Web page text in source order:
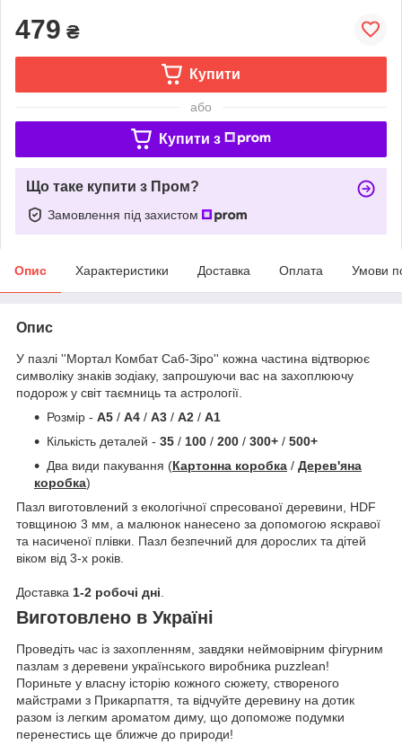
479 ₴
Купити
або
Купити з
Що таке купити з Пром?
Замовлення під захистом
Опис Характеристики Доставка Оплата Умови
Опис
У пазлі ''Мортал Комбат Саб-Зіро'' кожна частина відтворює
символіку знаків зодіаку, запрошуючи вас на захоплюючу
подорож у світ таємниць та астрології.
Розмір - A5 / A4 / A3 / A2 / A1
Кількість деталей - 35 / 100 / 200 / 300+ / 500+
Два види пакування (Картонна коробка / Дерев'яна
коробка)
Пазл виготовлений з екологічної спресованої деревини, HDF
товщиною 3 мм, а малюнок нанесено за допомогою яскравої
та насиченої плівки. Пазл безпечний для дорослих та дітей
віком від 3-х років.
Доставка 1-2 робочі дні
Виготовлено в Україні
Проведіть час із захопленням, завдяки неймовірним фігурним
пазлам з деревени українського виробника puzzlean!
Пориньте у власну історію кожного сюжету, створеного
майстрами з Прикарпаття, та відчуйте деревину на дотик
разом із легким ароматом диму, що допоможе подумки
перенестись ще ближче до природи!